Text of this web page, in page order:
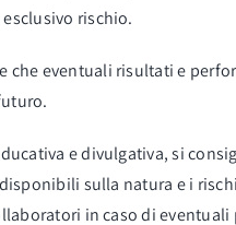
rischio.
che eventuali risultati e
e divulgativa, si
sulla natura e i
in caso di